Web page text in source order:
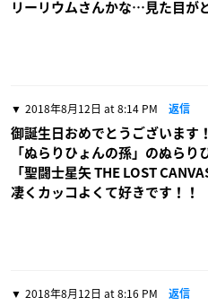
リーリウムさんかな…見た目が
2018年8月12日 at 8:14 PM 返信
御誕生日おめでとうございます！
「ぬらりひょんの孫」のぬらり
「聖闘士星矢 THE LOST
凄くカッコよくて好きです！！
2018年8月12日 at 8:16 PM 返信